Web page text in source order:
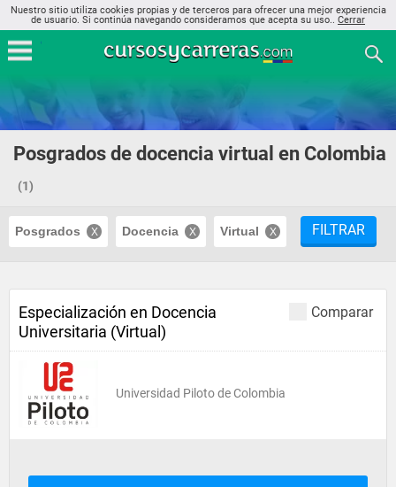
Nuestro sitio utiliza cookies propias y de terceros para ofrecer una mejor experiencia
de usuario. Si continúa navegando consideramos que acepta su uso.. Cerrar
Posgrados de docencia virtual en Colombia
(1)
Posgrados Docencia Virtual FILTRAR
Comparar
Especialización en Docencia
Universitaria (Virtual)
Universidad Piloto de Colombia